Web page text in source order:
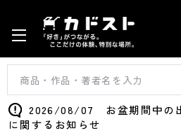
2026/08/07 お盆期間中の
に関するお知らせ